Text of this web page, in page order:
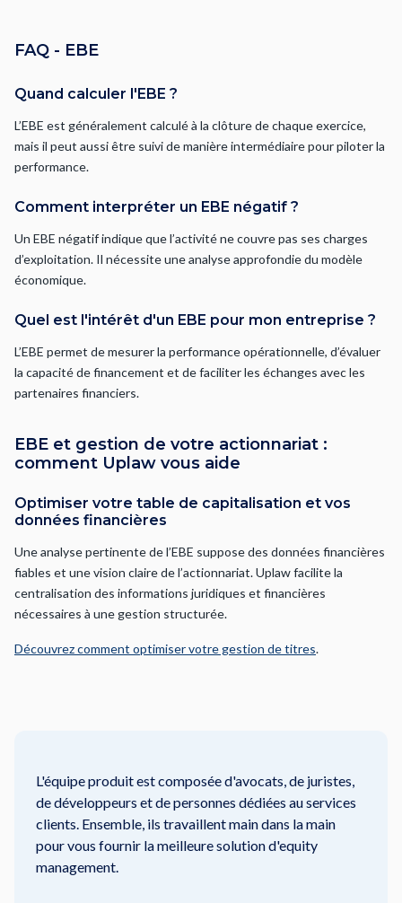
FAQ - EBE
Quand calculer l'EBE ?
L’EBE est généralement calculé à la clôture de chaque exercice,
mais il peut aussi être suivi de manière intermédiaire pour piloter la
performance.
Comment interpréter un EBE négatif ?
Un EBE négatif indique que l’activité ne couvre pas ses charges
d’exploitation. Il nécessite une analyse approfondie du modèle
économique.
Quel est l'intérêt d'un EBE pour mon entreprise ?
L’EBE permet de mesurer la performance opérationnelle, d’évaluer
la capacité de financement et de faciliter les échanges avec les
partenaires financiers.
EBE et gestion de votre actionnariat :
comment Uplaw vous aide
Optimiser votre table de capitalisation et vos
données financières
Une analyse pertinente de l’EBE suppose des données financières
fiables et une vision claire de l’actionnariat. Uplaw facilite la
centralisation des informations juridiques et financières
nécessaires à une gestion structurée.
Découvrez comment optimiser votre gestion de titres.
L'équipe produit est composée d'avocats, de juristes,
de développeurs et de personnes dédiées au services
clients. Ensemble, ils travaillent main dans la main
pour vous fournir la meilleure solution d'equity
management.